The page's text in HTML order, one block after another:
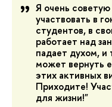
Я очень
участвовать в
студентов, в
работает над
падает духом, и
может вернуть
этих активных
Приходите!
для жизни!"